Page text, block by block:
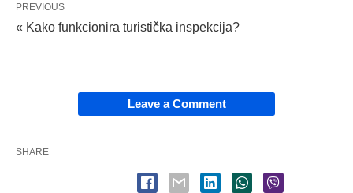
PREVIOUS
« Kako funkcionira turistička inspekcija?
Leave a Comment
SHARE